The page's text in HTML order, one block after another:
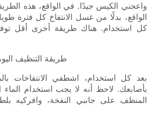
واعجني الكيس جيدًا. في الواقع، هذه
الواقع، بدلًا من غسل الانتفاخ كل فترة
كل استخدام. هناك طريقة أخرى أقل
طريقة التنظيف
بعد كل استخدام، اشطفي الانتفاخات
بأصابعك. لاحظ أنه لا يجب استخدام
المنظف على جانبي النفخة، وافركيه